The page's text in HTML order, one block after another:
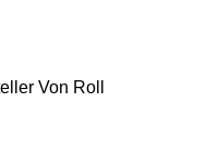
Von Roll